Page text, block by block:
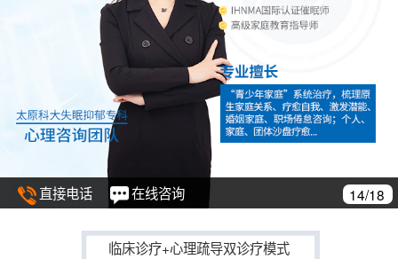
直接电话 在线咨询 15/18
临床诊疗+心理疏导双诊疗模式